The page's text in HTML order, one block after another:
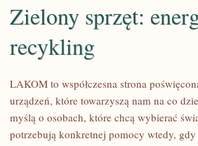
ZIELONY
Zielony sprzęt:
recykling
LAKOM to współczesna strona
urządzeń, które towarzyszą nam na co
myślą o osobach, które chcą wybierać
potrzebują konkretnej pomocy wtedy,